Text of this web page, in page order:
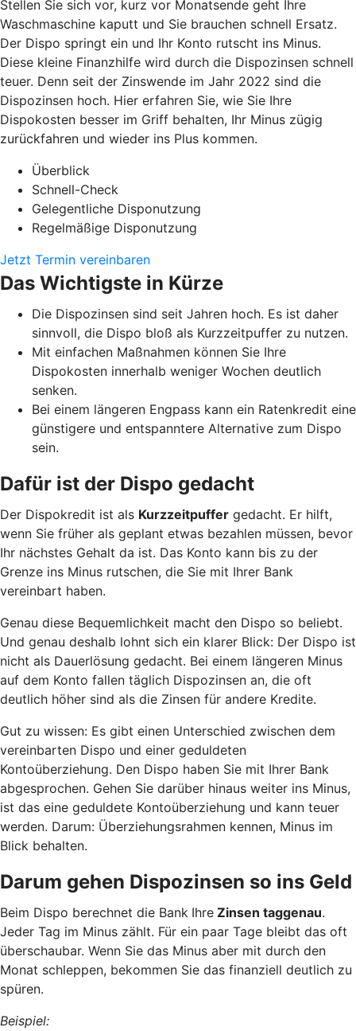
Stellen Sie sich vor, kurz vor Monatsende geht Ihre
Waschmaschine kaputt und Sie brauchen schnell Ersatz.
Der Dispo springt ein und Ihr Konto rutscht ins Minus.
Diese kleine Finanzhilfe wird durch die Dispozinsen schnell
teuer. Denn seit der Zinswende im Jahr 2022 sind die
Dispozinsen hoch. Hier erfahren Sie, wie Sie Ihre
Dispokosten besser im Griff behalten, Ihr Minus zügig
zurückfahren und wieder ins Plus kommen.
Überblick
Schnell-Check
Gelegentliche Disponutzung
Regelmäßige Disponutzung
Jetzt Termin vereinbaren
Das Wichtigste in Kürze
Die Dispozinsen sind seit Jahren hoch. Es ist daher
sinnvoll, die Dispo bloß als Kurzzeitpuffer zu nutzen.
Mit einfachen Maßnahmen können Sie Ihre
Dispokosten innerhalb weniger Wochen deutlich
senken.
Bei einem längeren Engpass kann ein Ratenkredit eine
günstigere und entspanntere Alternative zum Dispo
sein.
Dafür ist der Dispo gedacht
Der Dispokredit ist als Kurzzeitpuffer gedacht. Er hilft,
wenn Sie früher als geplant etwas bezahlen müssen, bevor
Ihr nächstes Gehalt da ist. Das Konto kann bis zu der
Grenze ins Minus rutschen, die Sie mit Ihrer Bank
vereinbart haben.
Genau diese Bequemlichkeit macht den Dispo so beliebt.
Und genau deshalb lohnt sich ein klarer Blick: Der Dispo ist
nicht als Dauerlösung gedacht. Bei einem längeren Minus
auf dem Konto fallen täglich Dispozinsen an, die oft
deutlich höher sind als die Zinsen für andere Kredite.
Gut zu wissen: Es gibt einen Unterschied zwischen dem
vereinbarten Dispo und einer geduldeten
Kontoüberziehung. Den Dispo haben Sie mit Ihrer Bank
abgesprochen. Gehen Sie darüber hinaus weiter ins Minus,
ist das eine geduldete Kontoüberziehung und kann teuer
werden. Darum: Überziehungsrahmen kennen, Minus im
Blick behalten.
Darum gehen Dispozinsen so ins Geld
Beim Dispo berechnet die Bank Ihre Zinsen taggenau.
Jeder Tag im Minus zählt. Für ein paar Tage bleibt das oft
überschaubar. Wenn Sie das Minus aber mit durch den
Monat schleppen, bekommen Sie das finanziell deutlich zu
spüren.
Beispiel: